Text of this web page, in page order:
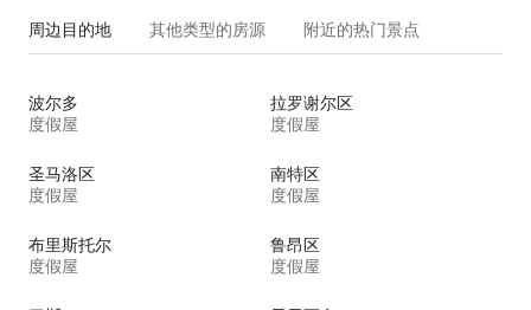
周边目的地 其他类型的房源 附近的热门景点
波尔多
度假屋
拉罗谢尔区
度假屋
圣马洛区
度假屋
南特区
度假屋
布里斯托尔
度假屋
鲁昂区
度假屋